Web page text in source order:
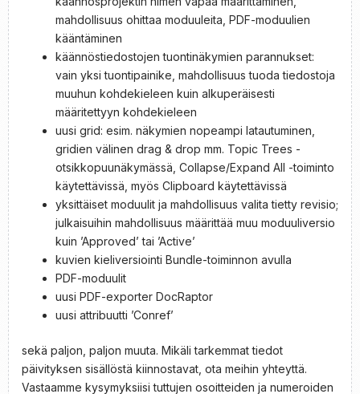
mahdollisuus ohittaa moduuleita, PDF-moduulien
kääntäminen
käännöstiedostojen tuontinäkymien parannukset:
vain yksi tuontipainike, mahdollisuus tuoda tiedostoja
muuhun kohdekieleen kuin alkuperäisesti
määritettyyn kohdekieleen
uusi grid: esim. näkymien nopeampi latautuminen,
gridien välinen drag & drop mm. Topic Trees -
otsikkopuunäkymässä, Collapse/Expand All -toiminto
käytettävissä, myös Clipboard käytettävissä
yksittäiset moduulit ja mahdollisuus valita tietty revisio;
julkaisuihin mahdollisuus määrittää muu moduuliversio
kuin ’Approved’ tai ’Active’
kuvien kieliversiointi Bundle-toiminnon avulla
PDF-moduulit
uusi PDF-exporter DocRaptor
uusi attribuutti ’Conref’
sekä paljon, paljon muuta. Mikäli tarkemmat tiedot
päivityksen sisällöstä kiinnostavat, ota meihin yhteyttä.
Vastaamme kysymyksiisi tuttujen osoitteiden ja numeroiden